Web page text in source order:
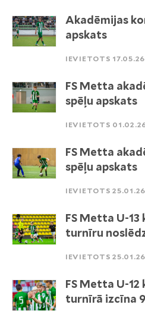
Akadēmijas
apskats
IEVIETOTS
FS Metta
spēļu apskats
IEVIETOTS
FS Metta
spēļu apskats
IEVIETOTS
FS Metta U-13
turnīru
IEVIETOTS
FS Metta U-12
turnīrā izcīna